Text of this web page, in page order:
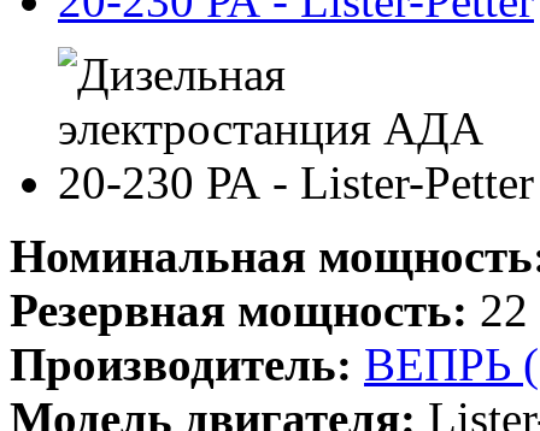
Номинальная
Резервная мощность:
Производитель: ВЕПРЬ
Модель двигателя: